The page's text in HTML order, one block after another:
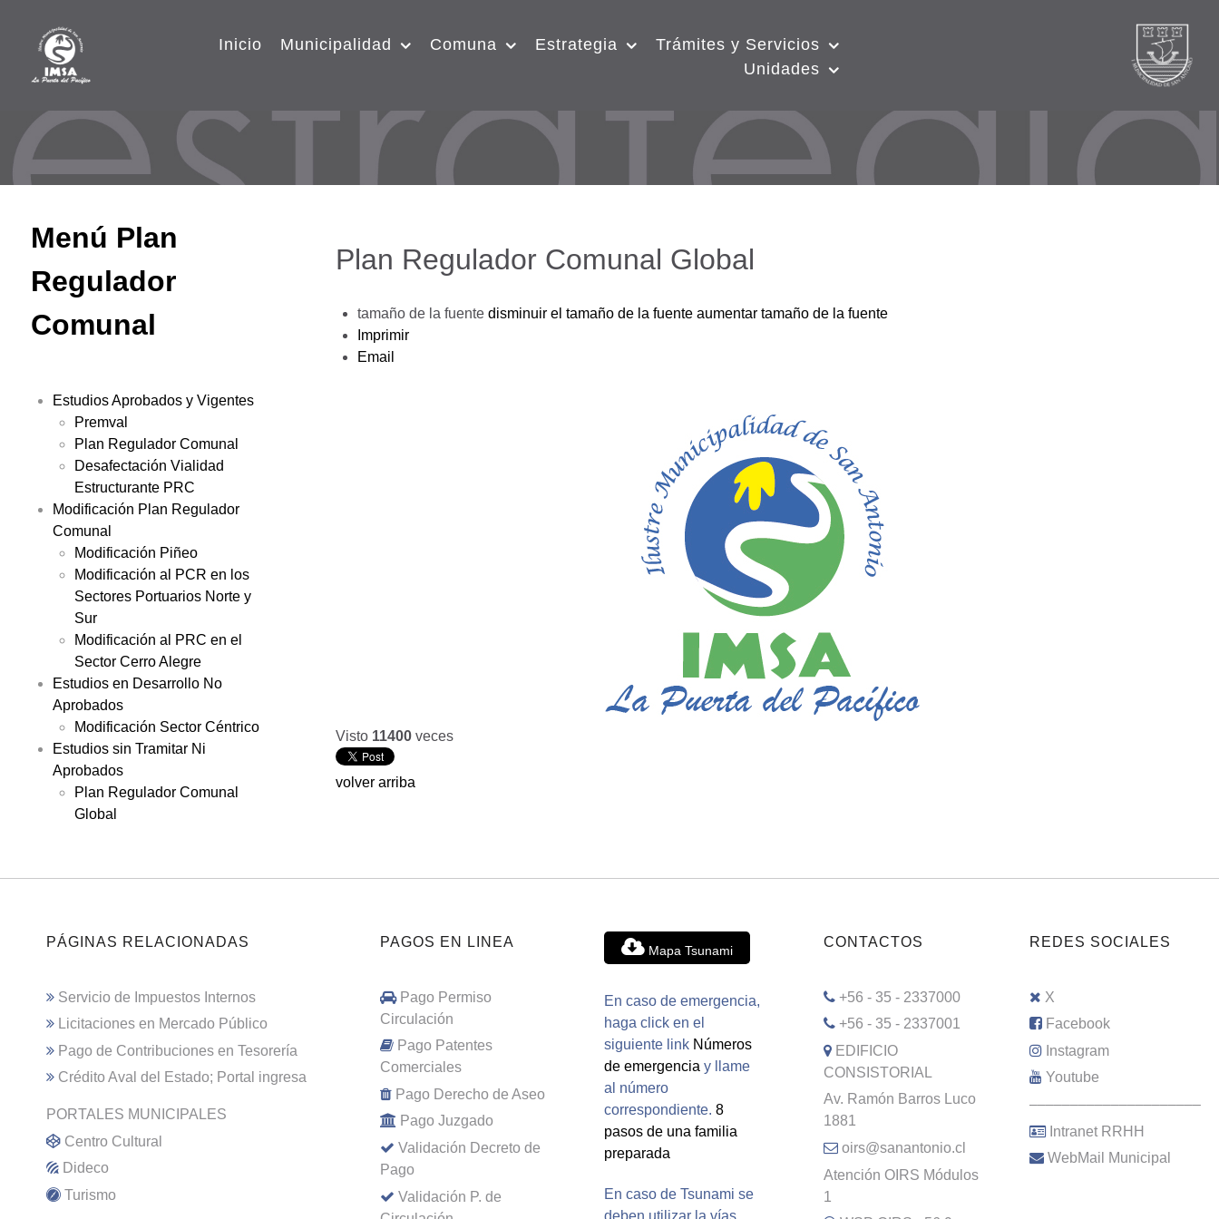
Inicio Municipalidad Comuna Estrategia
Trámites y Servicios
Unidades
Menú Plan
Regulador
Comunal
Estudios Aprobados y Vigentes
Premval
Plan Regulador Comunal
Desafectación Vialidad
Estructurante PRC
Modificación Plan Regulador
Comunal
Modificación Piñeo
Modificación al PCR en los
Sectores Portuarios Norte y
Sur
Modificación al PRC en el
Sector Cerro Alegre
Estudios en Desarrollo No
Aprobados
Modificación Sector Céntrico
Estudios sin Tramitar Ni
Aprobados
Plan Regulador Comunal
Global
Plan Regulador Comunal Global
tamaño de la fuente disminuir el tamaño de la fuente aumentar tamaño de la fuente
Imprimir
Email
Visto 11400 veces
volver arriba
PÁGINAS RELACIONADAS
Servicio de Impuestos Internos
Licitaciones en Mercado Público
Pago de Contribuciones en Tesorería
Crédito Aval del Estado; Portal ingresa
PORTALES MUNICIPALES
Centro Cultural
Dideco
Turismo
PAGOS EN LINEA
Pago Permiso
Circulación
Pago Patentes
Comerciales
Pago Derecho de Aseo
Pago Juzgado
Validación Decreto de
Pago
Validación P. de
Mapa Tsunami
En caso de emergencia,
haga click en el
siguiente link Números
de emergencia y llame
al número
correspondiente. 8
pasos de una familia
preparada
En caso de Tsunami se
deben utilizar la vías
CONTACTOS
+56 - 35 - 2337000
+56 - 35 - 2337001
EDIFICIO
CONSISTORIAL
Av. Ramón Barros Luco
1881
oirs@sanantonio.cl
Atención OIRS Módulos
1
REDES SOCIALES
X
Facebook
Instagram
Youtube
–––––––––––––––––––––
Intranet RRHH
WebMail Municipal